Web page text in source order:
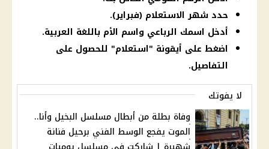
حدد شهر الاستعلام (فبراير).
أدخل اسمك الرباعي واسم الأم باللغة العربية.
اضغط على أيقونة "استعلام" للحصول على
التفاصيل.
لا يفوتك
وفاة بطلة من أبطال مسلسل البخيل وأنا..
الموت يفجع الوسط الفني برحيل فنانة